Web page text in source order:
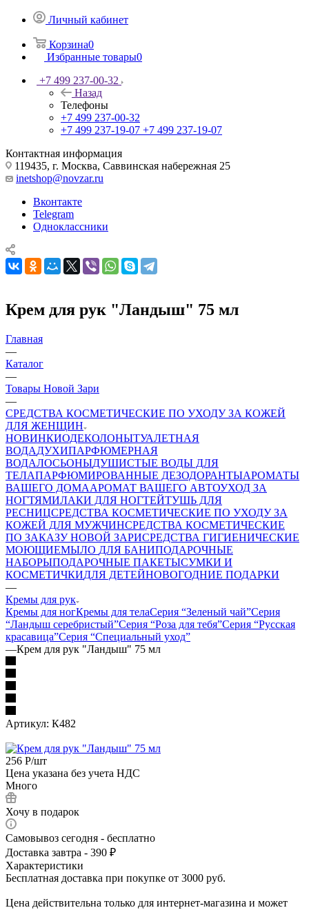
Личный кабинет
Корзина0
Избранные товары0
+7 499 237-00-32
Назад
Телефоны
+7 499 237-00-32
+7 499 237-19-07 +7 499 237-19-07
Контактная информация
119435, г. Москва, Саввинская набережная 25
inetshop@novzar.ru
Вконтакте
Telegram
Одноклассники
Крем для рук "Ландыш" 75 мл
Главная
—
Каталог
—
Товары Новой Зари
—
СРЕДСТВА КОСМЕТИЧЕСКИЕ ПО УХОДУ ЗА КОЖЕЙ
ДЛЯ ЖЕНЩИН
НОВИНКИОДЕКОЛОНЫТУАЛЕТНАЯ
ВОДАДУХИПАРФЮМЕРНАЯ
ВОДАЛОСЬОНЫДУШИСТЫЕ ВОДЫ ДЛЯ
ТЕЛАПАРФЮМИРОВАННЫЕ ДЕЗОДОРАНТЫАРОМАТЫ
ВАШЕГО ДОМААРОМАТ ВАШЕГО АВТОУХОД ЗА
НОГТЯМИЛАКИ ДЛЯ НОГТЕЙТУШЬ ДЛЯ
РЕСНИЦСРЕДСТВА КОСМЕТИЧЕСКИЕ ПО УХОДУ ЗА
КОЖЕЙ ДЛЯ МУЖЧИНСРЕДСТВА КОСМЕТИЧЕСКИЕ
ПО ЗАКАЗУ НОВОЙ ЗАРИСРЕДСТВА ГИГИЕНИЧЕСКИЕ
МОЮЩИЕМЫЛО ДЛЯ БАНИПОДАРОЧНЫЕ
НАБОРЫПОДАРОЧНЫЕ ПАКЕТЫСУМКИ И
КОСМЕТИЧКИДЛЯ ДЕТЕЙНОВОГОДНИЕ ПОДАРКИ
—
Кремы для рук
Кремы для ногКремы для телаСерия “Зеленый чай”Серия
“Ландыш серебристый”Серия “Роза для тебя”Серия “Русская
красавица”Серия “Специальный уход”
—Крем для рук "Ландыш" 75 мл
Артикул: К482
256 Р/шт
Цена указана без учета НДС
Много
Хочу в подарок
Самовывоз сегодня - бесплатно
Доставка завтра - 390 ₽
Характеристики
Бесплатная доставка при покупке от 3000 руб.
Цена действительна только для интернет-магазина и может